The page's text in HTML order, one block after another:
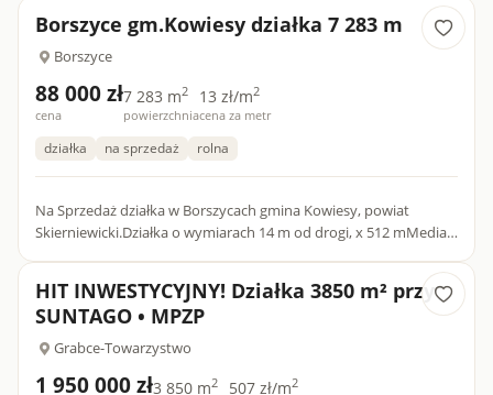
Borszyce gm.Kowiesy działka 7 283 m
Borszyce
88 000 zł
cena
7 283 m2
powierzchnia
13 zł/m2
cena za metr
działka na sprzedaż rolna
Na Sprzedaż działka w Borszycach gmina Kowiesy, powiat
Skierniewicki.Działka o wymiarach 14 m od drogi, x 512 mMedia
HIT INWESTYCYJNY! Działka 3850 m² przy
SUNTAGO • MPZP
Grabce-Towarzystwo
1 950 000 zł3 850 m2 507 zł/m2